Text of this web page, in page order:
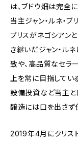
は、ブドウ畑は完全
当主ジャン・ルネ・
ブリスがネゴシアン
き継いだジャン・ル
致や、高品質なセラ
上を常に目指してい
設備投資など当主と
醸造には口を出さず
2019年4月にクリス